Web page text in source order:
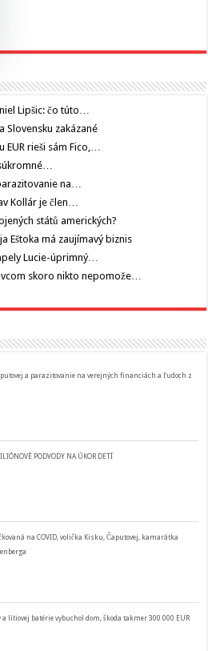
Lipšic: čo túto…
Slovensku zakázané
EUR rieši sám Fico,…
na…
Kollár je člen…
států amerických?
Eštoka má zaujímavý biznis
Lucie-úprimný…
skoro nikto nepomože…
a parazitovanie na verejných financiách a ľudoch z
PODVODY NA ÚKOR DETÍ
na COVID, volička Kisku, Čaputovej, kamarátka
a lítiovej batérie vybuchol dom, škoda takmer 300 000 EUR